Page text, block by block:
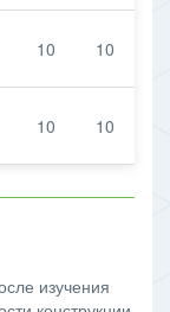
10 10
10 10
изучения